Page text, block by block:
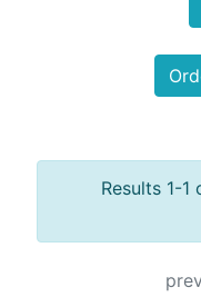
Results 1-1